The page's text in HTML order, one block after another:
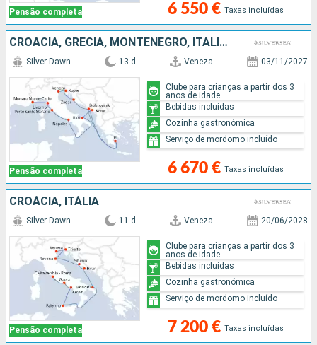
Pensão completa 6 550 € Taxas incluídas
CROÁCIA, GRÉCIA, MONTENEGRO, ITÁLIA, MÔNACO
Pensão completa
Silver Dawn 13 d Veneza 03/11/2027
6 670 € Taxas incluídas
Clube para crianças a partir dos 3
anos de idade
Bebidas incluídas
Cozinha gastronómica
Serviço de mordomo incluído
CROÁCIA, ITÁLIA
Pensão completa
Silver Dawn 11 d Veneza 20/06/2028
7 200 € Taxas incluídas
Clube para crianças a partir dos 3
anos de idade
Bebidas incluídas
Cozinha gastronómica
Serviço de mordomo incluído